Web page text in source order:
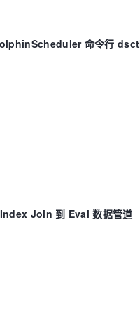
命令行
Join 到 Eval 数据管道